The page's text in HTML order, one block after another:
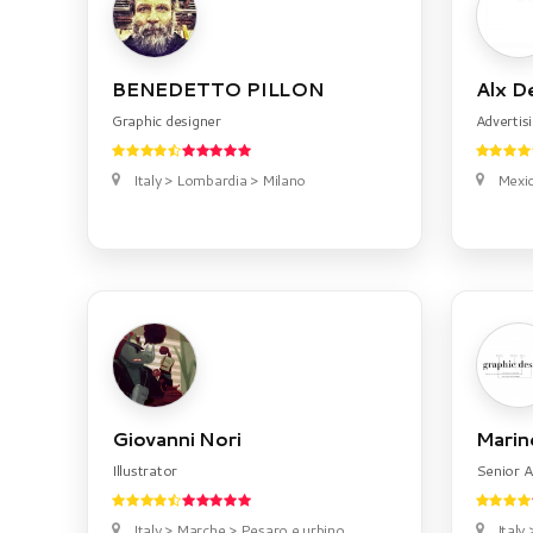
BENEDETTO PILLON
Graphic designer
Italy > Lombardia > Milano
Alx
Giovanni Nori
Illustrator Senior